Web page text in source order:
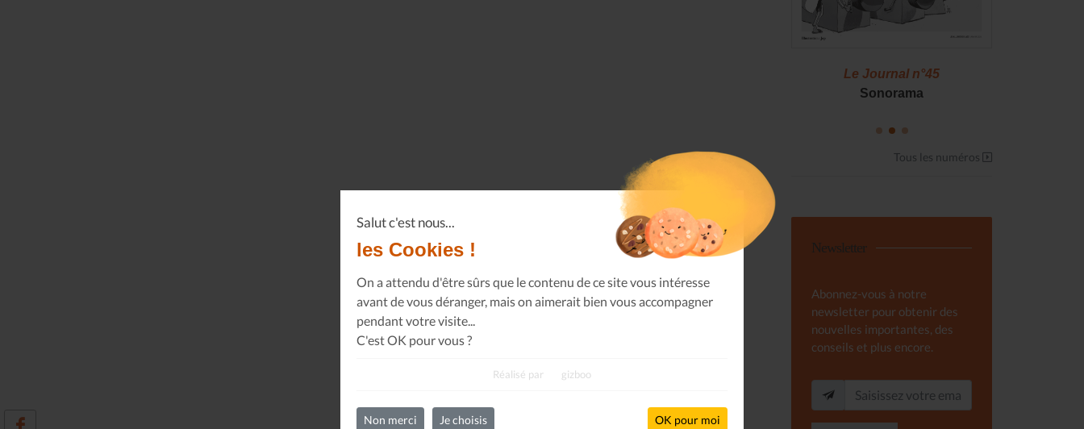
Salut c'est nous...
les Cookies !
On a attendu d'être sûrs que le contenu de ce site vous intéresse
avant de vous déranger, mais on aimerait bien vous accompagner
pendant votre visite...
C'est OK pour vous ?
Réalisé par gizboo
Non merci Je choisis OK pour moi
Le Journal n°45
Sonorama
Tous les numéros
Newsletter
Abonnez-vous à notre
newsletter pour obtenir des
nouvelles importantes, des
conseils et plus encore.